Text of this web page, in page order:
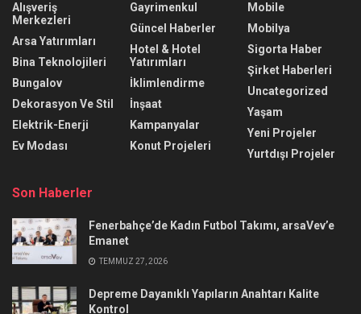
Alışveriş
Merkezleri
Arsa Yatırımları
Bina Teknolojileri
Bungalov
Dekorasyon Ve Stil
Elektrik-Enerji
Ev Modası
Gayrimenkul
Güncel Haberler
Hotel & Hotel
Yatırımları
İklimlendirme
İnşaat
Kampanyalar
Konut Projeleri
Mobile
Mobilya
Sigorta Haber
Şirket Haberleri
Uncategorized
Yaşam
Yeni Projeler
Yurtdışı Projeler
Son Haberler
Fenerbahçe’de Kadın Futbol Takımı, arsaVev’e
Emanet
TEMMUZ 27, 2026
Depreme Dayanıklı Yapıların Anahtarı Kalite
Kontrol